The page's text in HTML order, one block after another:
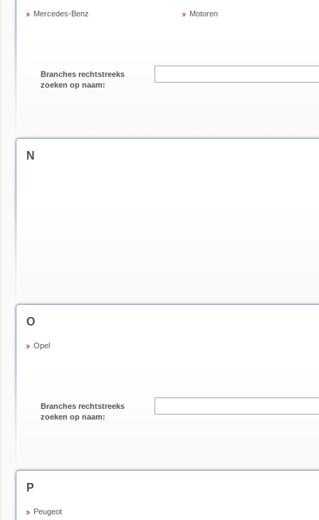
Mercedes-Benz Motoren
Branches rechtstreeks
zoeken op naam:
N
O
Opel
Branches rechtstreeks
zoeken op naam:
P
Peugeot